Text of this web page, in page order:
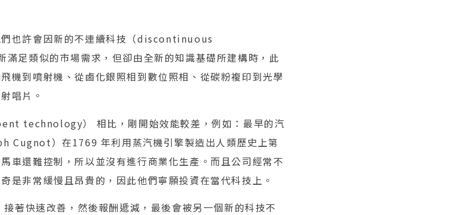
也許會因新的不連續科技（discontinuous
足類似的市場需求，但卻由全新的知識基礎所建構時，此
機到噴射機、從鹵化銀照相到數位照相、從碳粉複印到光學
唱片。
technology） 相比，剛開始效能較差，例如：最早的汽
Cugnot）在1769 年利用蒸汽機引擎製造出人類歷史上第
車還難控制，所以並沒有進行商業化生產。而且公司經常不
是非常緩慢且昂貴的，因此他們寧願投資在當代科技上。
著快速改善，然後報酬遞減，最後會被另一個新的科技不